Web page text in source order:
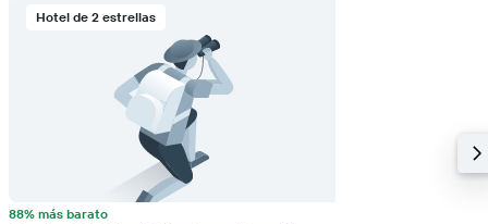
Hotel de 2 estrellas
88% más barato